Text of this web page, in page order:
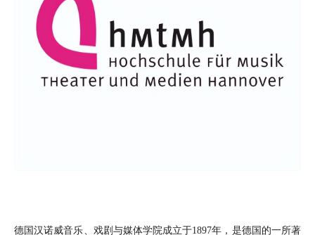
德国汉诺威音乐、戏剧与媒体学院成立于1897年，是德国的一所著